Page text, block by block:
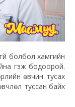
болбол хамгийн
гэж бодоорой.
өвчин тусах
туссан байх